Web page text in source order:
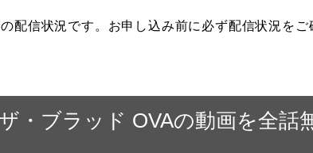
配信状況です。お申し込み前に必ず配信状況をご
・ブラッド OVAの動画を全話